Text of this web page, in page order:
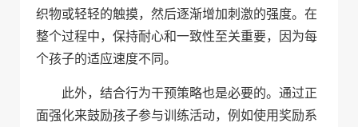
织物或轻轻的触摸，然后逐渐增加刺激的强度。在
整个过程中，保持耐心和一致性至关重要，因为每
个孩子的适应速度不同。
此外，结合行为干预策略也是必要的。通过正
面强化来鼓励孩子参与训练活动，例如使用奖励系